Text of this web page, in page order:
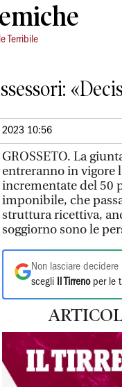
Terribile
2023 10:56
GROSSETO. La
entreranno in vigore
incrementate del 50
imponibile, che
struttura ricettiva,
soggiorno sono le
Non lasciare decidere
scegli
Il Tirrenoper le